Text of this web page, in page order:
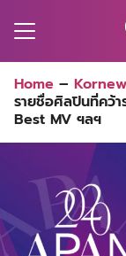
for:
Home –
รายชื่อศิลปินที่คว้
Best MV ฯลฯ